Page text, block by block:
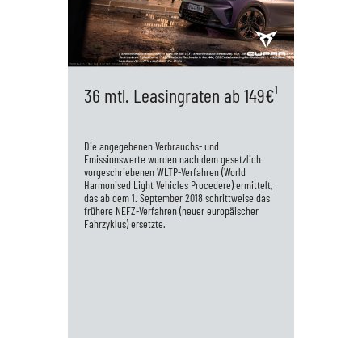
36 mtl. Leasingraten ab 149€¹
Die angegebenen Verbrauchs- und
Emissionswerte wurden nach dem gesetzlich
vorgeschriebenen WLTP-Verfahren (World
Harmonised Light Vehicles Procedere) ermittelt,
das ab dem 1. September 2018 schrittweise das
frühere NEFZ-Verfahren (neuer europäischer
Fahrzyklus) ersetzte.